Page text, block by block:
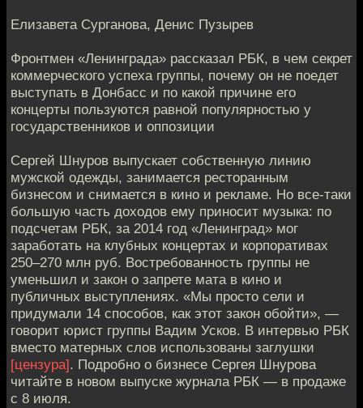
Елизавета Сурганова, Денис Пузырев
Фронтмен «Ленинграда» рассказал РБК, в чем секрет
коммерческого успеха группы, почему он не поедет
выступать в Донбасс и по какой причине его
концерты пользуются равной популярностью у
государственников и оппозиции
Сергей Шнуров выпускает собственную линию
мужской одежды, занимается ресторанным
бизнесом и снимается в кино и рекламе. Но все-таки
большую часть доходов ему приносит музыка: по
подсчетам РБК, за 2014 год «Ленинград» мог
заработать на клубных концертах и корпоративах
250–270 млн руб. Востребованность группы не
уменьшил и закон о запрете мата в кино и
публичных выступлениях. «Мы просто сели и
придумали 14 способов, как этот закон обойти», —
говорит юрист группы Вадим Усков. В интервью РБК
вместо матерных слов использованы заглушки
[цензура]. Подробно о бизнесе Сергея Шнурова
читайте в новом выпуске журнала РБК — в продаже
с 8 июля.